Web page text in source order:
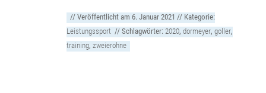
// Veröffentlicht am 6. Januar 2021 // Kategorie:
Leistungssport // Schlagwörter: 2020, dormeyer, goller,
training, zweierohne